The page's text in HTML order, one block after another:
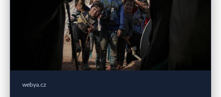
webya.cz